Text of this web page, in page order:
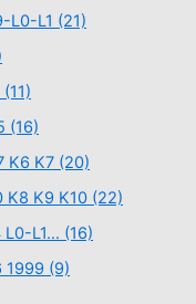
L0-L1 (21)
(11)
(16)
K6 K7 (20)
K8 K9 K10 (22)
L0-L1… (16)
1999 (9)